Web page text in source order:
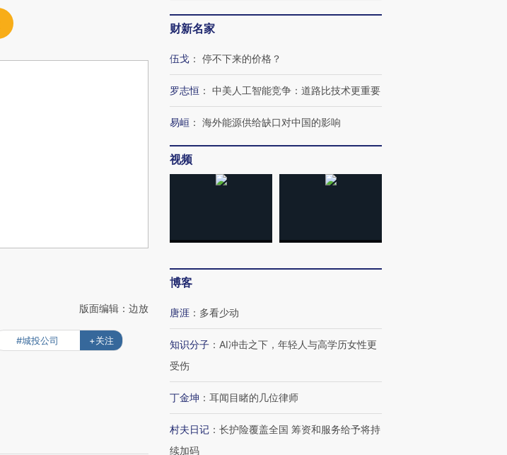
版面编辑：边放
#城投公司 +关注
财新名家
伍戈 ： 停不下来的价格？
罗志恒 ： 中美人工智能竞争：道路比技术更重要
易峘 ： 海外能源供给缺口对中国的影响
视频
博客
唐涯 ： 多看少动
知识分子 ： AI冲击之下，年轻人与高学历女性更
受伤
丁金坤 ： 耳闻目睹的几位律师
村夫日记 ： 长护险覆盖全国 筹资和服务给予将持
续加码